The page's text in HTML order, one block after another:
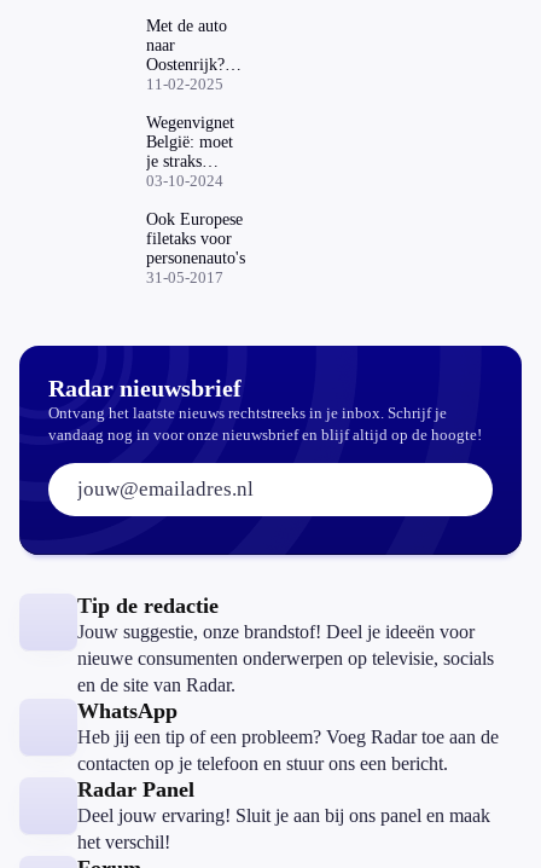
tolvignet op
Marktplaats
koopt
Met de auto
naar
Oostenrijk?
Pas op voor
11-02-2025
Wegenvignet
België: moet
je straks
betalen als je
Antwerpen
gaat?
03-10-2024
Ook Europese
filetaks voor
personenauto's
31-05-2017
Radar nieuwsbrief
Ontvang het laatste nieuws rechtstreeks in je inbox. Schrijf je
vandaag nog in voor onze nieuwsbrief en blijf altijd op de hoogte!
E-mailadres:
Tip de redactie
Jouw suggestie, onze brandstof! Deel je ideeën voor
nieuwe consumenten onderwerpen op televisie, socials
en de site van Radar.
WhatsApp
Heb jij een tip of een probleem? Voeg Radar toe aan de
contacten op je telefoon en stuur ons een bericht.
Radar Panel
Deel jouw ervaring! Sluit je aan bij ons panel en maak
het verschil!